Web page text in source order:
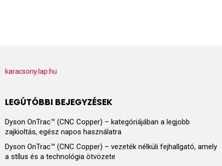
karacsony.lap.hu
LEGÚTÓBBI BEJEGYZÉSEK
Dyson OnTrac™ (CNC Copper) – kategóriájában a legjobb
zajkioltás, egész napos használatra
Dyson OnTrac™ (CNC Copper) – vezeték nélküli fejhallgató, amely
a stílus és a technológia ötvözete